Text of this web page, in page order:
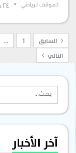
الموقف الرياضي 24 كانون الثاني , 2025
السابق
التالي
آخر الأخبار